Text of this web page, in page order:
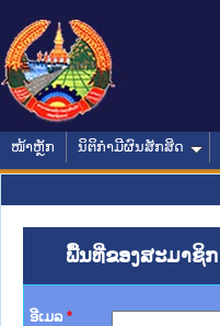
ໜ້າຫຼັກ ນິຕິກໍາມີຜົນສັກສິດ
ພື້ນທີ່ຂອງສະມາຊິກ
ອີເມລ *